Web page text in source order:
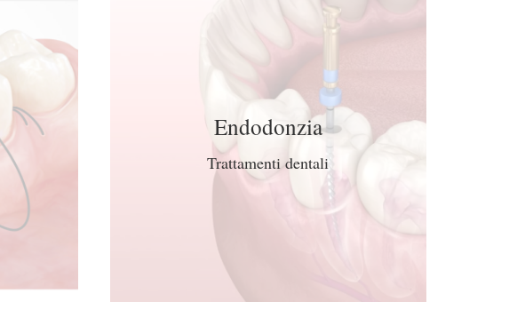
Endodonzia
Trattamenti dentali